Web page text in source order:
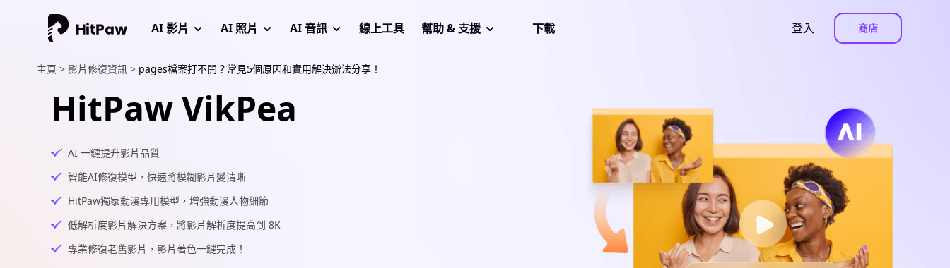
登入 商店
AI 影片 AI 照片 AI 音訊 線上工具 幫助 & 支援 下載
主頁 > 影片修復資訊 > pages檔案打不開？常見5個原因和實用解決辦法分享！
HitPaw VikPea
AI 一鍵提升影片品質
智能AI修復模型，快速將模糊影片變清晰
HitPaw獨家動漫專用模型，增強動漫人物細節
低解析度影片解決方案，將影片解析度提高到 8K
專業修復老舊影片，影片著色一鍵完成！